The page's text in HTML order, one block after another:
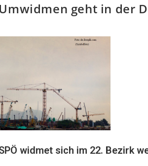
geht in der
widmet sich im 22. Bezirk